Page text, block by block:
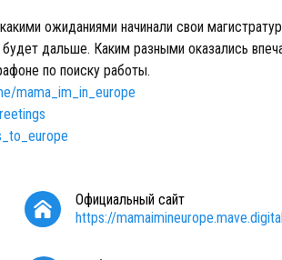
ожиданиями начинали свои
дальше. Каким разными оказались
по поиску работы.
mama_im_in_europe
Официальный сайт
https://